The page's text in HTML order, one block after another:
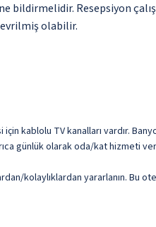
bildirmelidir. Resepsiyon
olabilir.
kablolu TV kanalları vardır.
günlük olarak oda/kat hizmeti
kolaylıklardan yararlanın.